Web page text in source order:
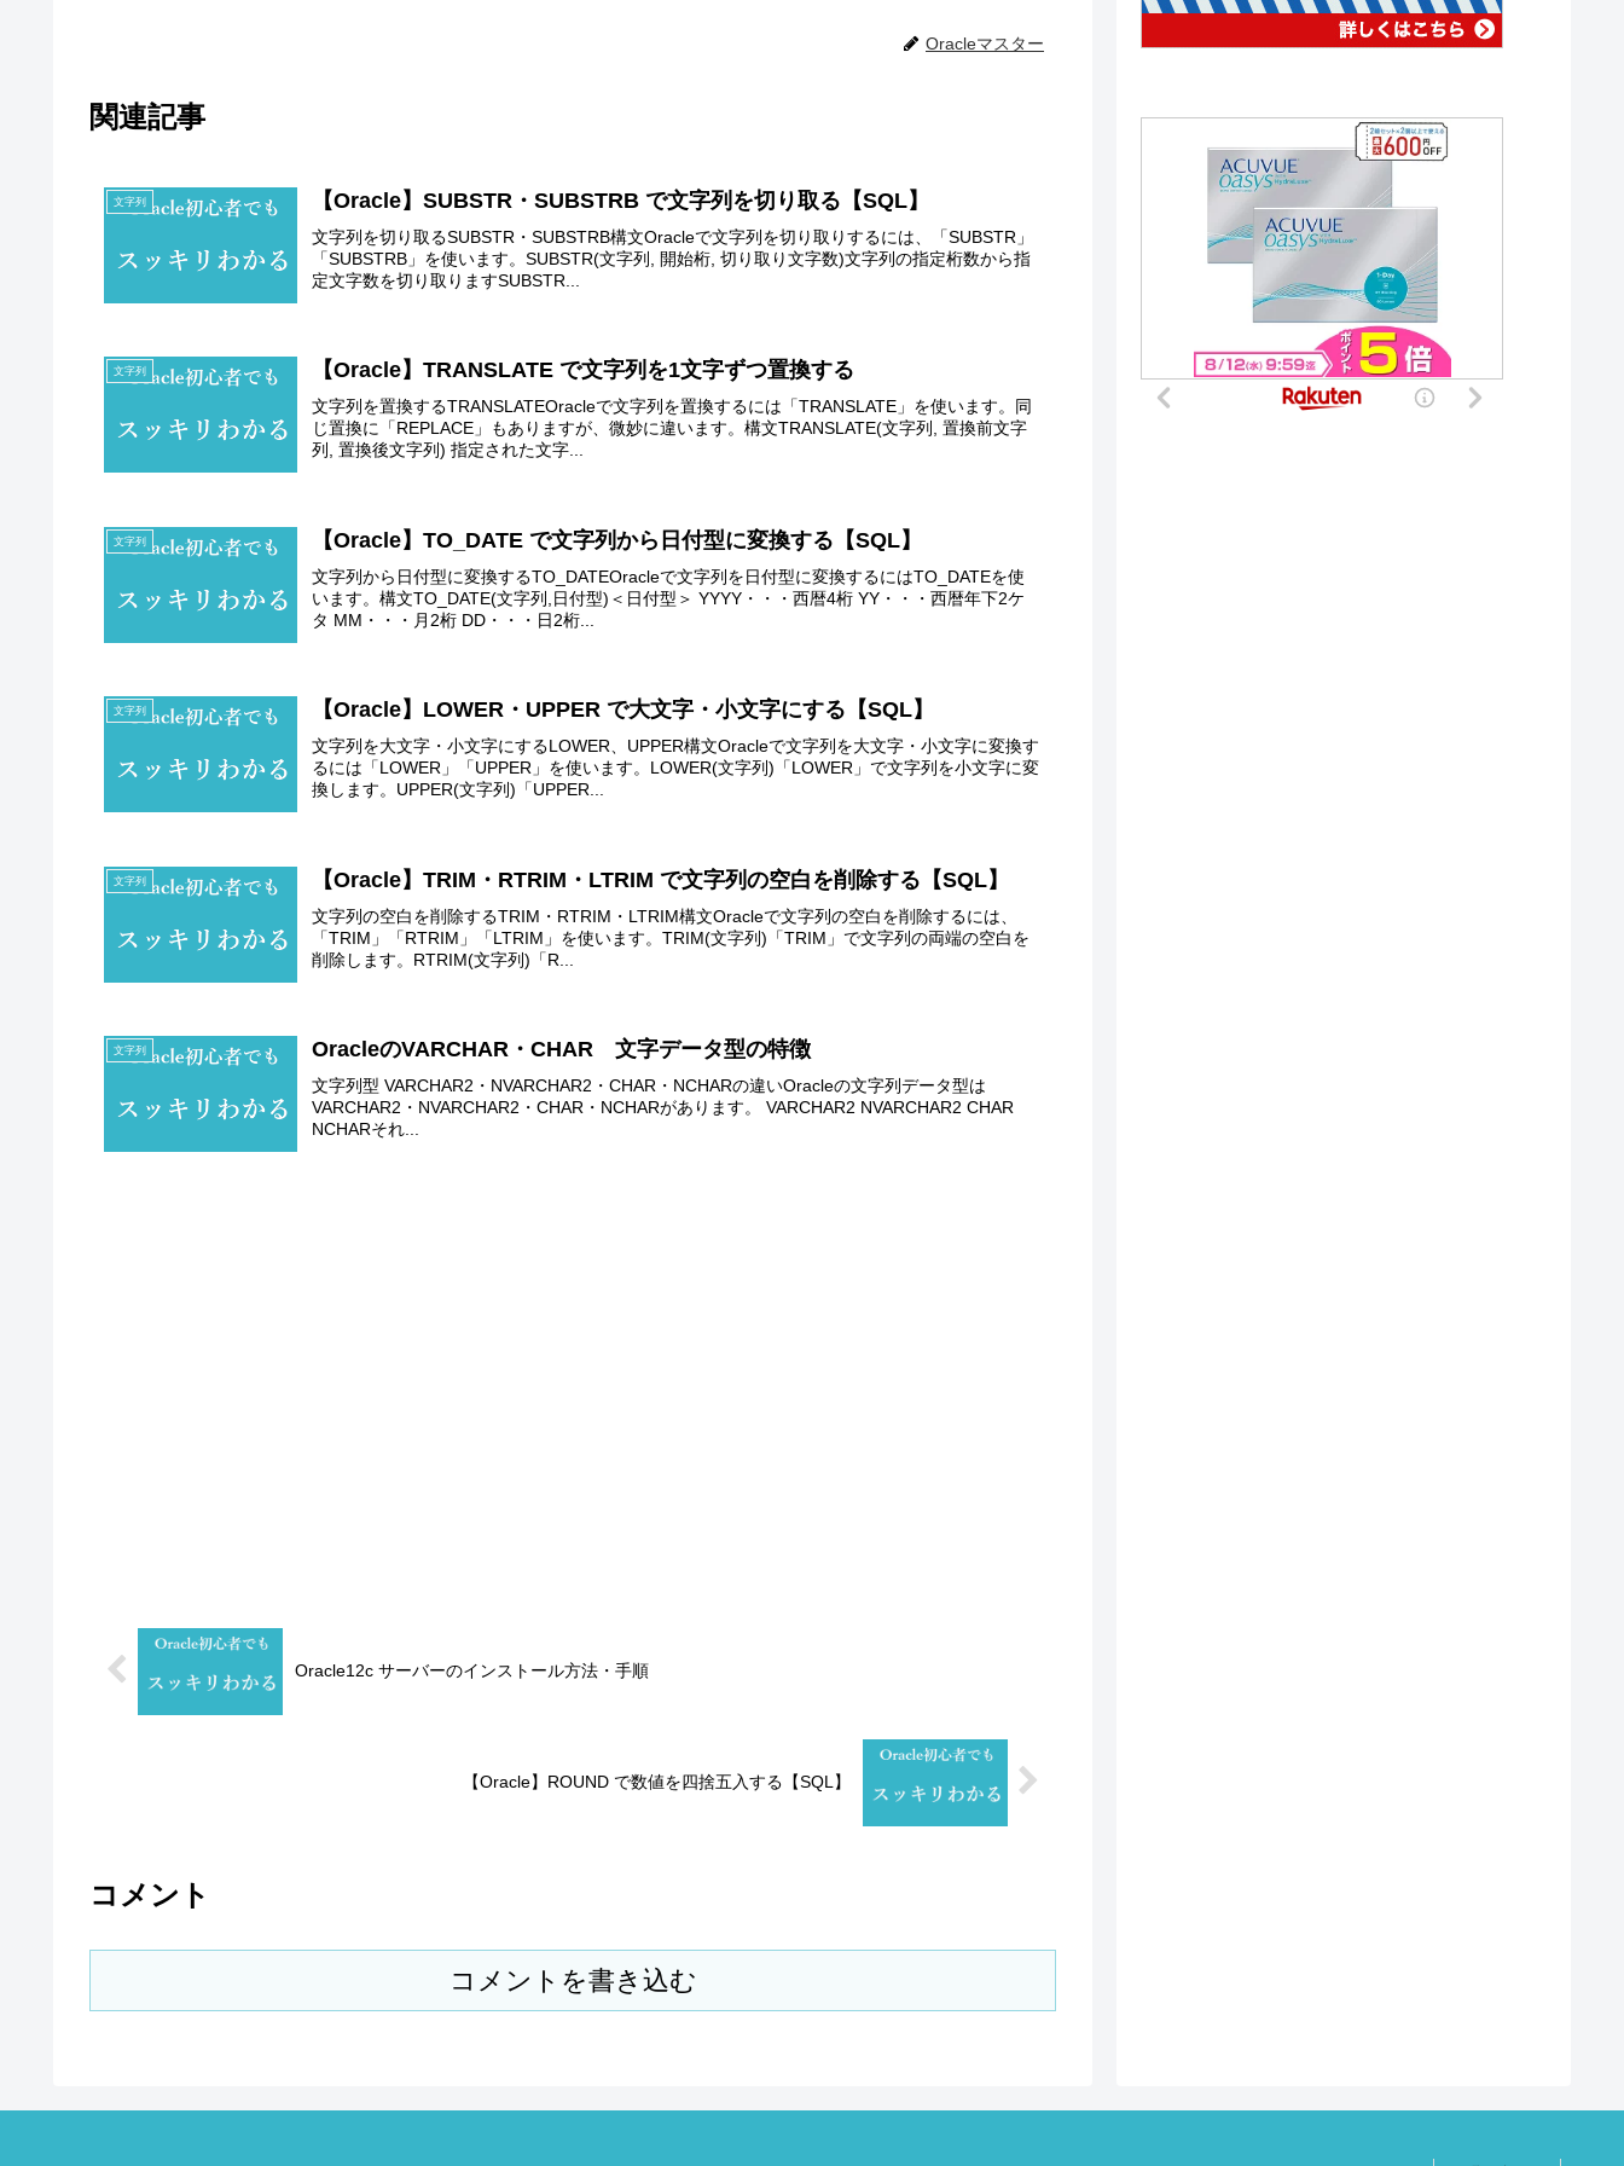
Oracleマスター
関連記事
文字列 【Oracle】SUBSTR・SUBSTRB で文字列を切り取る【SQL】
文字列を切り取るSUBSTR・SUBSTRB構文Oracleで文字列を切り取りするには、「SUBSTR」
「SUBSTRB」を使います。SUBSTR(文字列, 開始桁, 切り取り文字数)文字列の指定桁数から指
定文字数を切り取りますSUBSTR...
文字列 【Oracle】TRANSLATE で文字列を1文字ずつ置換する
文字列を置換するTRANSLATEOracleで文字列を置換するには「TRANSLATE」を使います。同
じ置換に「REPLACE」もありますが、微妙に違います。構文TRANSLATE(文字列, 置換前文字
列, 置換後文字列) 指定された文字...
文字列 【Oracle】TO_DATE で文字列から日付型に変換する【SQL】
文字列から日付型に変換するTO_DATEOracleで文字列を日付型に変換するにはTO_DATEを使
います。構文TO_DATE(文字列,日付型)＜日付型＞ YYYY・・・西暦4桁 YY・・・西暦年下2ケ
タ MM・・・月2桁 DD・・・日2桁...
文字列 【Oracle】LOWER・UPPER で大文字・小文字にする【SQL】
文字列を大文字・小文字にするLOWER、UPPER構文Oracleで文字列を大文字・小文字に変換す
るには「LOWER」「UPPER」を使います。LOWER(文字列)「LOWER」で文字列を小文字に変
換します。UPPER(文字列)「UPPER...
文字列 【Oracle】TRIM・RTRIM・LTRIM で文字列の空白を削除する【SQL】
文字列の空白を削除するTRIM・RTRIM・LTRIM構文Oracleで文字列の空白を削除するには、
「TRIM」「RTRIM」「LTRIM」を使います。TRIM(文字列)「TRIM」で文字列の両端の空白を
削除します。RTRIM(文字列)「R...
文字列 OracleのVARCHAR・CHAR 文字データ型の特徴
文字列型 VARCHAR2・NVARCHAR2・CHAR・NCHARの違いOracleの文字列データ型は
VARCHAR2・NVARCHAR2・CHAR・NCHARがあります。 VARCHAR2 NVARCHAR2 CHAR
NCHARそれ...
Oracle12c サーバーのインストール方法・手順
【Oracle】ROUND で数値を四捨五入する【SQL】
コメント
コメントを書き込む